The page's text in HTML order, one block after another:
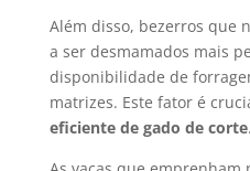
Além disso, bezerros que
a ser desmamados mais
disponibilidade de
matrizes. Este fator é
eficiente de gado de corte.